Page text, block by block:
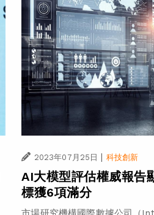
2023年07月25日 | 科技創新
AI大模型評估權威報
標獲6項滿分